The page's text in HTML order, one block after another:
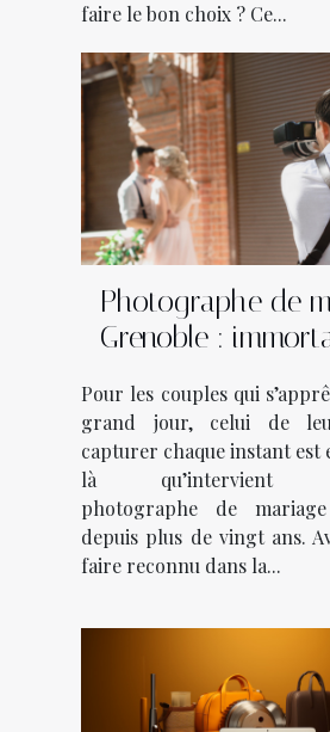
faire le bon choix ? Ce...
Photographe de
Grenoble :
Pour les couples qui
grand jour, celui de
capturer chaque instant est
là qu’intervient
photographe de
depuis plus de vingt ans.
faire reconnu dans la...